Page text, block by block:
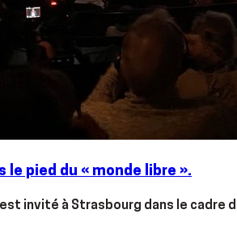
le pied du « monde libre ».
invité à Strasbourg dans le